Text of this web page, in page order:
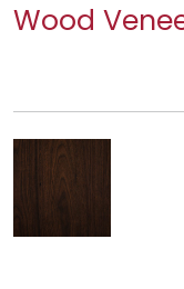
Wood